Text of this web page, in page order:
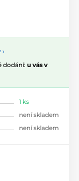
dodání: u vás v
1 ks
není skladem
není skladem